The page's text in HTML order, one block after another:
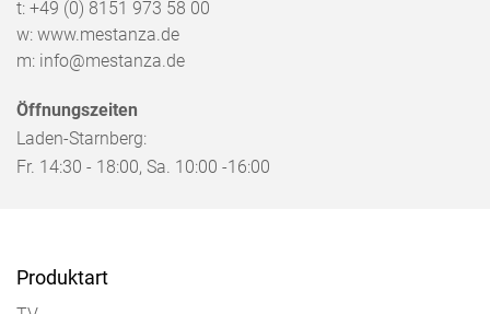
t: +49 (0) 8151 973 58 00
w: www.mestanza.de
m: info@mestanza.de
Öffnungszeiten
Laden-Starnberg:
Fr. 14:30 - 18:00, Sa. 10:00 -16:00
Produktart